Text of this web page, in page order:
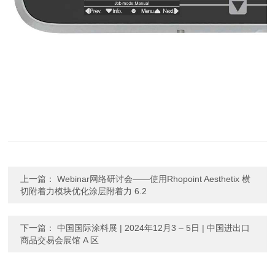
上一篇：Webinar网络研讨会——使用Rhopoint Aesthetix 横
切附着力模块优化涂层附着力 6.2
下一篇：中国国际涂料展 | 2024年12月3 – 5日 | 中国进出口
商品交易会展馆 A 区